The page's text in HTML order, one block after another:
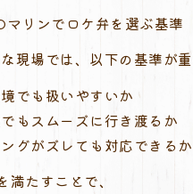
マリンでロケ弁を選ぶ基準
現場では、以下の基準が重
境でも扱いやすいか
でもスムーズに行き渡るか
ングがズレても対応できるか
満たすことで、